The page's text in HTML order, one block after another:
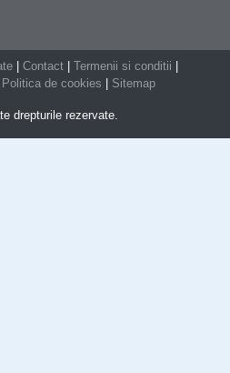
| Contact | Termenii si conditii |
Politica de cookies | Sitemap
drepturile rezervate.